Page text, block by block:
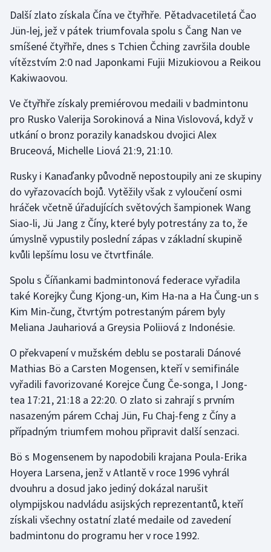
Jezdectví
Judo
Krasobruslení
Lezení
Lyže a snowboard
Motorsport
Olympijské hry
Parasport
Plavání
Plážový volejbal
Rychlobruslení
Rychlostní kanoistika
Short track
Sportovní střelba
Stolní tenis
Triatlon
Další zlato získala Čína ve čtyřhře. Pětadvacetiletá Čao
Jün-lej, jež v pátek triumfovala spolu s Čang Nan ve
smíšené čtyřhře, dnes s Tchien Čching završila double
vítězstvím 2:0 nad Japonkami Fujii Mizukiovou a Reikou
Kakiwaovou.
Ve čtyřhře získaly premiérovou medaili v badmintonu
pro Rusko Valerija Sorokinová a Nina Vislovová, když v
utkání o bronz porazily kanadskou dvojici Alex
Bruceová, Michelle Liová 21:9, 21:10.
Rusky i Kanaďanky původně nepostoupily ani ze skupiny
do vyřazovacích bojů. Vytěžily však z vyloučení osmi
hráček včetně úřadujících světových šampionek Wang
Siao-li, Jü Jang z Číny, které byly potrestány za to, že
úmyslně vypustily poslední zápas v základní skupině
kvůli lepšímu losu ve čtvrtfinále.
Spolu s Číňankami badmintonová federace vyřadila
také Korejky Čung Kjong-un, Kim Ha-na a Ha Čung-un s
Kim Min-čung, čtvrtým potrestaným párem byly
Meliana Jauhariová a Greysia Poliiová z Indonésie.
O překvapení v mužském deblu se postarali Dánové
Mathias Bö a Carsten Mogensen, kteří v semifinále
vyřadili favorizované Korejce Čung Če-songa, I Jong-
tea 17:21, 21:18 a 22:20. O zlato si zahrají s prvním
nasazeným párem Cchaj Jün, Fu Chaj-feng z Číny a
případným triumfem mohou připravit další senzaci.
Bö s Mogensenem by napodobili krajana Poula-Erika
Hoyera Larsena, jenž v Atlantě v roce 1996 vyhrál
dvouhru a dosud jako jediný dokázal narušit
olympijskou nadvládu asijských reprezentantů, kteří
získali všechny ostatní zlaté medaile od zavedení
badmintonu do programu her v roce 1992.